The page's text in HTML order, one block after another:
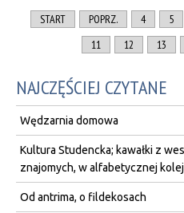
START POPRZ. 4 5
11
12 13
NAJCZĘŚCIEJ CZYTANE
Wędzarnia domowa
Kultura Studencka; kawałki z
znajomych, w alfabetycznej
Od antrima, o fildekosach